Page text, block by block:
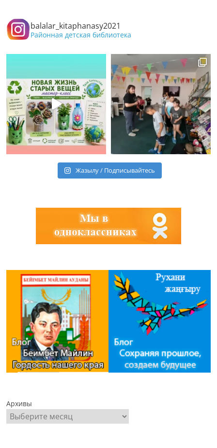
balalar_kitaphanasy2021
Районная детская библиотека
Жазылу / Подписывайтесь
Архивы